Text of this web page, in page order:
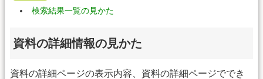
検索結果一覧の見かた
資料の詳細情報の見かた
資料の詳細ページの表示内容、資料の詳細ページででき